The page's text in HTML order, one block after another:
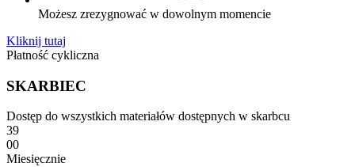
Możesz zrezygnować w dowolnym momencie
Kliknij tutaj
Płatność cykliczna
SKARBIEC
Dostęp do wszystkich materiałów dostępnych w skarbcu
39
00
Miesięcznie